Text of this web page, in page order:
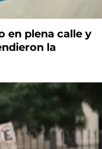
en plena calle y
la